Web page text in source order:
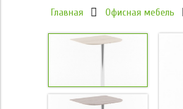
Главная Офисная мебель